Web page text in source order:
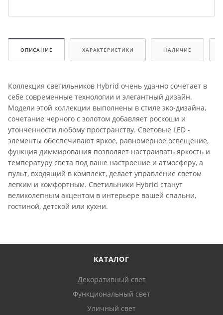
ОПИСАНИЕ ХАРАКТЕРИСТИКИ НАЛИЧИЕ
Коллекция светильников Hybrid очень удачно сочетает в
себе современные технологии и элегантный дизайн.
Модели этой коллекции выполнены в стиле эко-дизайна,
сочетание черного с золотом добавляет роскоши и
утонченности любому пространству. Световые LED -
элементы обеспечивают яркое, равномерное освещение,
функция диммирования позволяет настраивать яркость и
температуру света под ваше настроение и атмосферу, а
пульт, входящий в комплект, делает управление светом
легким и комфортным. Светильники Hybrid станут
великолепным акцентом в интерьере вашей спальни,
гостиной, детской или кухни.
КАТАЛОГ
Декоративный свет
Функциональный свет
Уличный свет